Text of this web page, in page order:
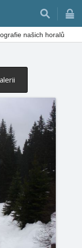
našich horalů